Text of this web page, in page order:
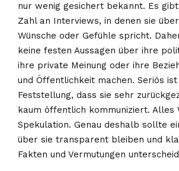
nur wenig gesichert bekannt. Es
Zahl an Interviews, in denen sie
Wünsche oder Gefühle spricht.
keine festen Aussagen über ihre
ihre private Meinung oder ihre
und Öffentlichkeit machen. Seriös ist
Feststellung, dass sie sehr
kaum öffentlich kommuniziert. Alles
Spekulation. Genau deshalb sollte
über sie transparent bleiben und
Fakten und Vermutungen